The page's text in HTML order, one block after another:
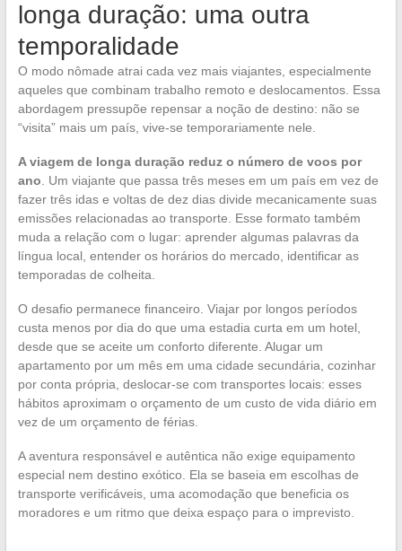
longa duração: uma outra
temporalidade
O modo nômade atrai cada vez mais viajantes, especialmente
aqueles que combinam trabalho remoto e deslocamentos. Essa
abordagem pressupõe repensar a noção de destino: não se
“visita” mais um país, vive-se temporariamente nele.
A viagem de longa duração reduz o número de voos por
ano. Um viajante que passa três meses em um país em vez de
fazer três idas e voltas de dez dias divide mecanicamente suas
emissões relacionadas ao transporte. Esse formato também
muda a relação com o lugar: aprender algumas palavras da
língua local, entender os horários do mercado, identificar as
temporadas de colheita.
O desafio permanece financeiro. Viajar por longos períodos
custa menos por dia do que uma estadia curta em um hotel,
desde que se aceite um conforto diferente. Alugar um
apartamento por um mês em uma cidade secundária, cozinhar
por conta própria, deslocar-se com transportes locais: esses
hábitos aproximam o orçamento de um custo de vida diário em
vez de um orçamento de férias.
A aventura responsável e autêntica não exige equipamento
especial nem destino exótico. Ela se baseia em escolhas de
transporte verificáveis, uma acomodação que beneficia os
moradores e um ritmo que deixa espaço para o imprevisto.